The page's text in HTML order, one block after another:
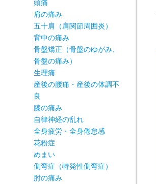
頭痛
肩の痛み
五十肩（肩関節周囲炎）
背中の痛み
骨盤矯正（骨盤のゆがみ、
骨盤の痛み）
生理痛
産後の腰痛・産後の体調不
良
膝の痛み
自律神経の乱れ
全身疲労・全身倦怠感
花粉症
めまい
側弯症（特発性側弯症）
肘の痛み